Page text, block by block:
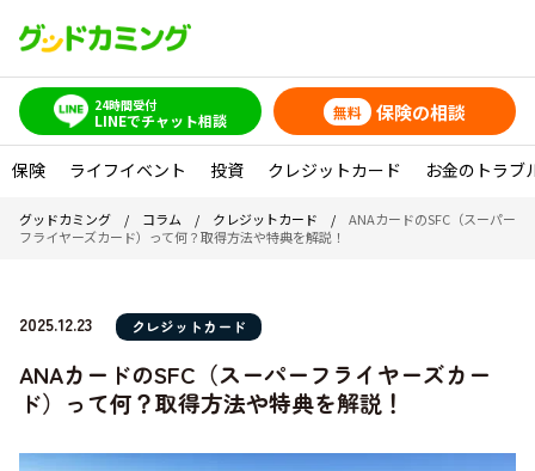
24時間受付
LINEでチャット相談 無料 保険の相談
保険 ライフイベント 投資 クレジットカード お金のトラブ
グッドカミング / コラム / クレジットカード / ANAカードのSFC（スーパー
フライヤーズカード）って何？取得方法や特典を解説！
2025.12.23 クレジットカード
ANAカードのSFC（スーパーフライヤーズカー
ド）って何？取得方法や特典を解説！